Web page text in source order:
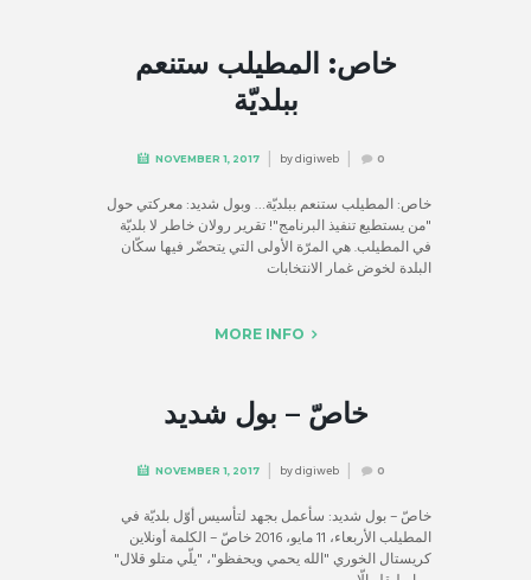
خاص: المطيلب ستنعم
ببلديّة
NOVEMBER 1, 2017 bydigiweb 0
خاص: المطيلب ستنعم ببلديّة… وبول شديد: معركتي حول
"من يستطيع تنفيذ البرنامج"! تقرير رولان خاطر لا بلديّة
في المطيلب. هي المرّة الأولى التي يتحضّر فيها سكّان
البلدة لخوض غمار الانتخابات
MORE INFO
خاصّ – بول شديد
NOVEMBER 1, 2017 bydigiweb 0
خاصّ – بول شديد: سأعمل بجهد لتأسيس أوّل بلديّة في
المطيلب الأربعاء، 11 مايو، 2016 خاصّ – الكلمة أونلاين
كريستال الخوري "الله يحمي ويحفظو"، "يلّي متلو قلال"